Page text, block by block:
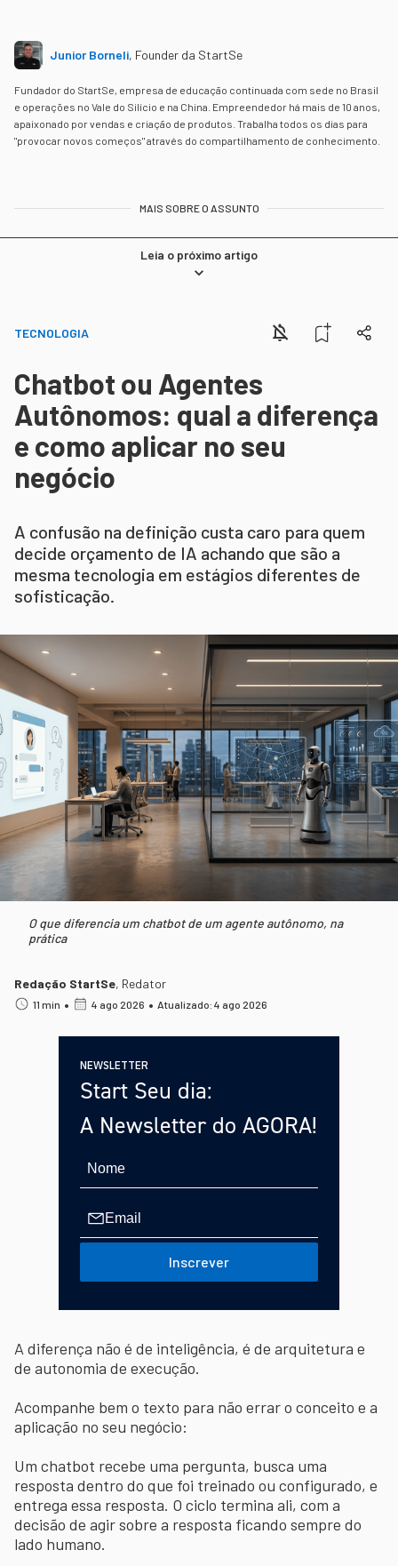
Junior Borneli, Founder da StartSe
Fundador do StartSe, empresa de educação continuada com sede no Brasil
e operações no Vale do Silício e na China. Empreendedor há mais de 10 anos,
apaixonado por vendas e criação de produtos. Trabalha todos os dias para
"provocar novos começos" através do compartilhamento de conhecimento.
MAIS SOBRE O ASSUNTO
Leia o próximo artigo
TECNOLOGIA
Chatbot ou Agentes
Autônomos: qual a diferença
e como aplicar no seu
negócio
A confusão na definição custa caro para quem
decide orçamento de IA achando que são a
mesma tecnologia em estágios diferentes de
sofisticação.
O que diferencia um chatbot de um agente autônomo, na
prática
Redação StartSe, Redator
11 min • 4 ago 2026 • Atualizado: 4 ago 2026
NEWSLETTER
Start Seu dia:
A Newsletter do AGORA!
Inscrever
A diferença não é de inteligência, é de arquitetura e
de autonomia de execução.
Acompanhe bem o texto para não errar o conceito e a
aplicação no seu negócio:
Um chatbot recebe uma pergunta, busca uma
resposta dentro do que foi treinado ou configurado, e
entrega essa resposta. O ciclo termina ali, com a
decisão de agir sobre a resposta ficando sempre do
lado humano.